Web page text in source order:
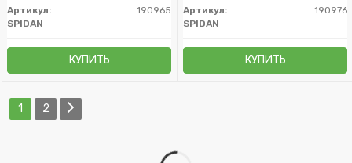
Артикул:
190965
SPIDAN
КУПИТЬ
Артикул:
190976
SPIDAN
КУПИТЬ
1 2